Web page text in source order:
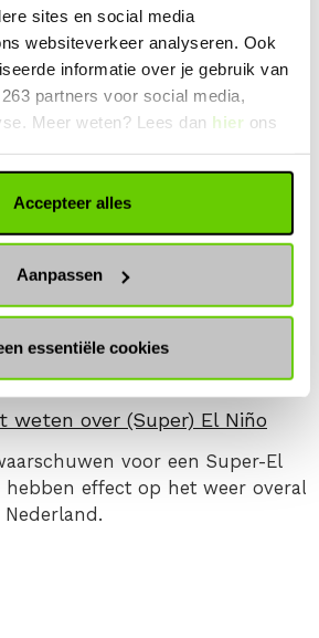
sites en social media
websiteverkeer analyseren. Ook
informatie over je gebruik van
partners voor social media,
Meer weten? Lees dan hier ons
Accepteer alles
Aanpassen
essentiële cookies
& ENERGIE
CORONAVIRUS
& ENERGIE
over (Super) El Niño
voor een Super-El
hebben effect op het weer overal